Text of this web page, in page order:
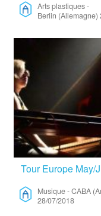
Arts plastiques-
Berlin (Allemagne)
Musique-CABA
28/07/2018